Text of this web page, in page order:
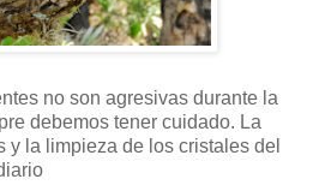
no son agresivas durante la
debemos tener cuidado. La
y la limpieza de los cristales del